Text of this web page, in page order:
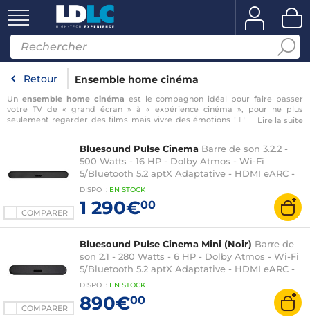
Retour Ensemble home cinéma
Un ensemble home cinéma est le compagnon idéal pour faire passer
votre TV de « grand écran » à « expérience cinéma », pour ne plus
seulement regarder des films mais vivre des émotions ! L'image, loin de
Le choix d'un ampli home cinéma et d'une série d'enceintes peut être
difficile, mais heureusement, LDLC vous propose une large sélection de
pack home cinéma ampli + enceintes complets élaborés par nos experts à
un prix mini ! Que vous optiez pour un système compact comprenant une
Lire la suite
COMPARER
Bluesound Pulse Cinema Barre de son 3.2.2 -
500 Watts - 16 HP - Dolby Atmos - Wi-Fi
5/Bluetooth 5.2 aptX Adaptative - HDMI eARC -
AirPlay 2 - Roon Ready - Multiroom
DISPO : EN STOCK
1 290€00
COMPARER
Bluesound Pulse Cinema Mini (Noir) Barre de
son 2.1 - 280 Watts - 6 HP - Dolby Atmos - Wi-Fi
5/Bluetooth 5.2 aptX Adaptative - HDMI eARC -
AirPlay 2 - Roon Ready - Multiroom
DISPO : EN STOCK
890€00